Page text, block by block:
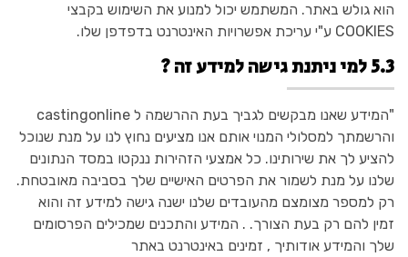
הוא גולש באתר. המשתמש יכול למנוע את השימוש בקבצי
COOKIES ע"י עריכת אפשרויות האינטרנט בדפדפן שלו.
5.3 למי ניתנת גישה למידע זה ?
"המידע שאנו מבקשים לגביך בעת ההרשמה ל castingonline
והרשמתך למסלולי המנוי אותם אנו מציעים נחוץ לנו על מנת שנוכל
להציע לך את שירותינו. כל אמצעי הזהירות ננקטו במסד הנתונים
שלנו על מנת לשמור את הפרטים האישיים שלך בסביבה מאובטחת.
רק למספר מצומצם מהעובדים שלנו ישנה גישה למידע זה והוא
זמין להם רק בעת הצורך. . המידע והתכנים שמכילים הפרסומים
שלך והמידע אודותיך , זמינים באינטרנט באתר